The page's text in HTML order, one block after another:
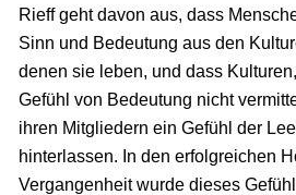
Rieff geht davon aus, dass
Sinn und Bedeutung aus den
denen sie leben, und dass
Gefühl von Bedeutung nicht
ihren Mitgliedern ein Gefühl der
hinterlassen. In den erfolgreichen
Vergangenheit wurde dieses